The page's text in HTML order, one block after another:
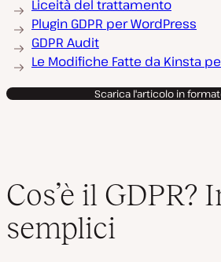
Liceità del trattamento
Plugin GDPR per WordPress
GDPR Audit
Le Modifiche Fatte da Kinsta
Scarica l'articolo in
Cos’è il GDPR?
semplici